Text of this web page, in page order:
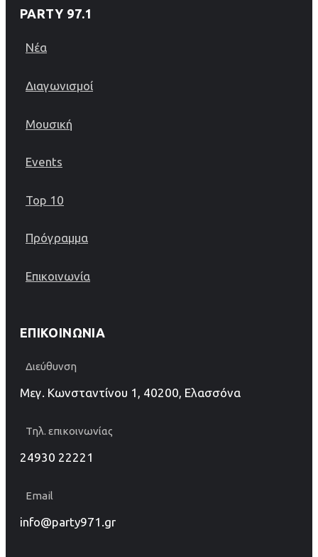
PARTY 97.1
Νέα
Διαγωνισμοί
Μουσική
Events
Top 10
Πρόγραμμα
Επικοινωνία
ΕΠΙΚΟΙΝΩΝΊΑ
Διεύθυνση
Μεγ. Κωνσταντίνου 1, 40200, Ελασσόνα
Τηλ. επικοινωνίας
24930 22221
Email
info@party971.gr